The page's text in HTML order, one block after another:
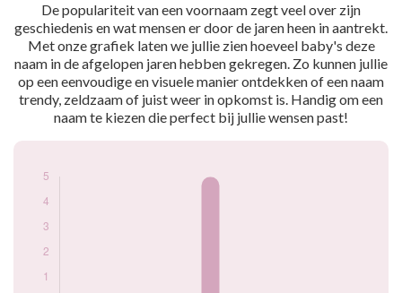
De populariteit van een voornaam zegt veel over zijn
geschiedenis en wat mensen er door de jaren heen in aantrekt.
Met onze grafiek laten we jullie zien hoeveel baby's deze
naam in de afgelopen jaren hebben gekregen. Zo kunnen jullie
op een eenvoudige en visuele manier ontdekken of een naam
trendy, zeldzaam of juist weer in opkomst is. Handig om een
naam te kiezen die perfect bij jullie wensen past!
Popularité du
prénom Artus par
année